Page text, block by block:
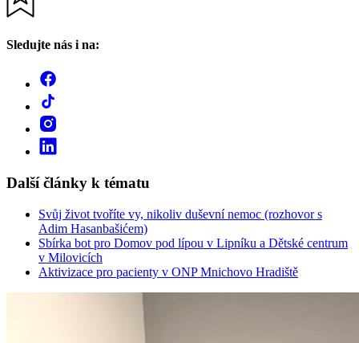
Sledujte nás i na:
Další články k tématu
Svůj život tvoříte vy, nikoliv duševní nemoc (rozhovor s
Adim Hasanbašićem)
Sbírka bot pro Domov pod lípou v Lipníku a Dětské centrum
v Milovicích
Aktivizace pro pacienty v ONP Mnichovo Hradiště